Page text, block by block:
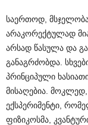
საერთოდ, მსჯელობა
არაკორექტულად
არსად წასულა და
განაგრძობდა.
პრინციპული
მისაღებია.
ექსპერიმენტი,
ფიზიკოსმა,